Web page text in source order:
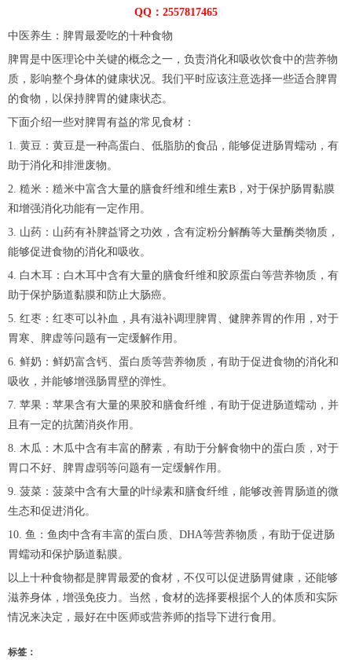
QQ：2557817465
中医养生：脾胃最爱吃的十种食物
脾胃是中医理论中关键的概念之一，负责消化和吸收饮食中的营养物
质，影响整个身体的健康状况。我们平时应该注意选择一些适合脾胃
的食物，以保持脾胃的健康状态。
下面介绍一些对脾胃有益的常见食材：
1. 黄豆：黄豆是一种高蛋白、低脂肪的食品，能够促进肠胃蠕动，有
助于消化和排泄废物。
2. 糙米：糙米中富含大量的膳食纤维和维生素B，对于保护肠胃黏膜
和增强消化功能有一定作用。
3. 山药：山药有补脾益肾之功效，含有淀粉分解酶等大量酶类物质，
能够促进食物的消化和吸收。
4. 白木耳：白木耳中含有大量的膳食纤维和胶原蛋白等营养物质，有
助于保护肠道黏膜和防止大肠癌。
5. 红枣：红枣可以补血，具有滋补调理脾胃、健脾养胃的作用，对于
胃寒、脾虚等问题有一定缓解作用。
6. 鲜奶：鲜奶富含钙、蛋白质等营养物质，有助于促进食物的消化和
吸收，并能够增强肠胃壁的弹性。
7. 苹果：苹果含有大量的果胶和膳食纤维，有助于促进肠道蠕动，并
且有一定的抗菌消炎作用。
8. 木瓜：木瓜中含有丰富的酵素，有助于分解食物中的蛋白质，对于
胃口不好、脾胃虚弱等问题有一定缓解作用。
9. 菠菜：菠菜中含有大量的叶绿素和膳食纤维，能够改善胃肠道的微
生态和促进消化。
10. 鱼：鱼肉中含有丰富的蛋白质、DHA等营养物质，有助于促进肠
胃蠕动和保护肠道黏膜。
以上十种食物都是脾胃最爱的食材，不仅可以促进肠胃健康，还能够
滋养身体，增强免疫力。当然，食材的选择要根据个人的体质和实际
情况来决定，最好在中医师或营养师的指导下进行食用。
标签：